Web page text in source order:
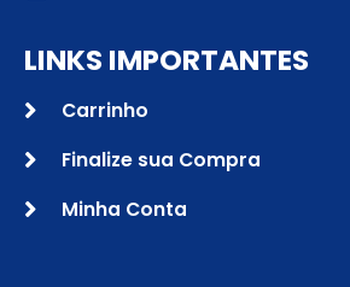
LINKS IMPORTANTES
Carrinho
Finalize sua Compra
Minha Conta